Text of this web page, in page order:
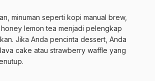
minuman seperti kopi manual brew,
lemon tea menjadi pelengkap
Jika Anda pencinta dessert, Anda
cake atau strawberry waffle yang